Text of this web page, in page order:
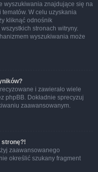
wyszukiwania znajdujące się na
W celu uzyskania
kliknąć odnośnik
stronach witryny.
wyszukiwania może
i zawierało wiele
phpBB. Dokładnie sprecyzuj
zaawansowanym.
stronę?!
zaawansowanego
określić szukany fragment